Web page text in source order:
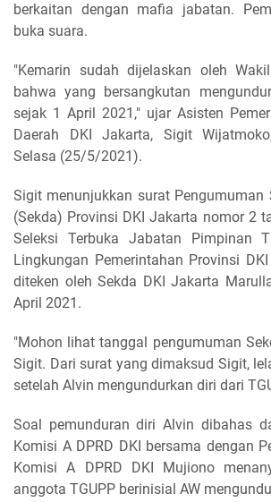
berkaitan dengan mafia jabatan.
buka suara.
"Kemarin sudah dijelaskan oleh
bahwa yang bersangkutan
sejak 1 April 2021," ujar Asisten
Daerah DKI Jakarta, Sigit
Selasa (25/5/2021).
Sigit menunjukkan surat Pengumuman
(Sekda) Provinsi DKI Jakarta nomor 2
Seleksi Terbuka Jabatan Pimpinan
Lingkungan Pemerintahan Provinsi
diteken oleh Sekda DKI Jakarta
April 2021.
"Mohon lihat tanggal pengumuman
Sigit. Dari surat yang dimaksud Sigit,
setelah Alvin mengundurkan diri dari
Soal pemunduran diri Alvin dibahas
Komisi A DPRD DKI bersama dengan
Komisi A DPRD DKI Mujiono
anggota TGUPP berinisial AW